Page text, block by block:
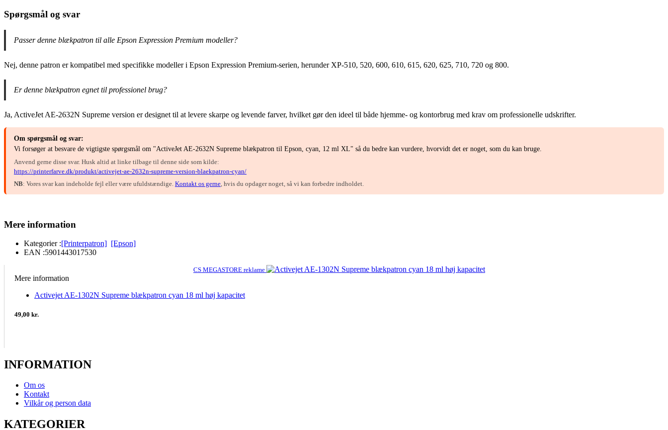
Spørgsmål og svar
Passer denne blækpatron til alle Epson Expression Premium modeller?
Nej, denne patron er kompatibel med specifikke modeller i Epson Expression Premium-serien, herunder XP-510, 520, 600, 610, 615, 620, 625, 710, 720 og 800.
Er denne blækpatron egnet til professionel brug?
Ja, ActiveJet AE-2632N Supreme version er designet til at levere skarpe og levende farver, hvilket gør den ideel til både hjemme- og kontorbrug med krav om professionelle udskrifter.
Om spørgsmål og svar:
Vi forsøger at besvare de vigtigste spørgsmål om "ActiveJet AE-2632N Supreme blækpatron til Epson, cyan, 12 ml XL" så du bedre kan vurdere, hvorvidt det er noget, som du kan bruge.
Anvend gerne disse svar. Husk altid at linke tilbage til denne side som kilde:
https://printerfarve.dk/produkt/activejet-ae-2632n-supreme-version-blaekpatron-cyan/
NB: Vores svar kan indeholde fejl eller være ufuldstændige. Kontakt os gerne , hvis du opdager noget, så vi kan forbedre indholdet.
Mere information
Kategorier :[Printerpatron] [Epson]
EAN :5901443017530
CS MEGASTORE reklame
Mere information
Activejet AE-1302N Supreme blækpatron cyan 18 ml høj kapacitet
49,00 kr.
INFORMATION
Om os
Kontakt
Vilkår og person data
KATEGORIER